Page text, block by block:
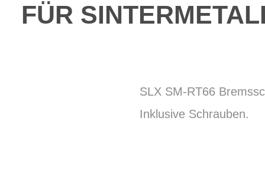
FÜR
SLX SM-RT66
Inklusive Schrauben.